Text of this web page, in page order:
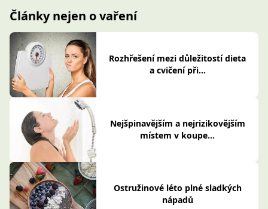
Články nejen o vaření
Rozhřešení mezi důležitostí dieta
a cvičení při...
Nejšpinavějším a nejrizikovějším
místem v koupe...
Ostružinové léto plné sladkých
nápadů